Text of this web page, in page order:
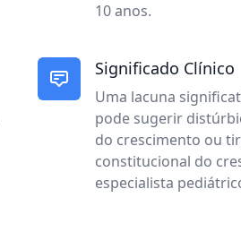
10 anos.
Significado Clínico
Uma lacuna
pode sugerir
do crescimento ou
constitucional do
especialista